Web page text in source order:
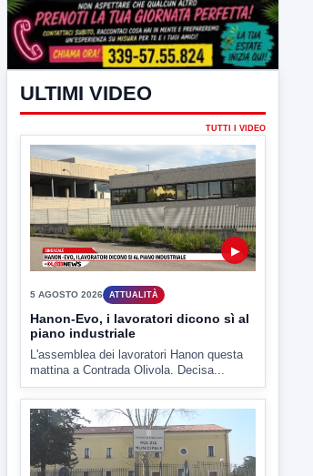
ULTIMI VIDEO
TUTTI I VIDEO
▶
5 AGOSTO 2026 ATTUALITÀ
Hanon-Evo, i lavoratori dicono sì al
piano industriale
L'assemblea dei lavoratori Hanon questa
mattina a Contrada Olivola. Decisa...